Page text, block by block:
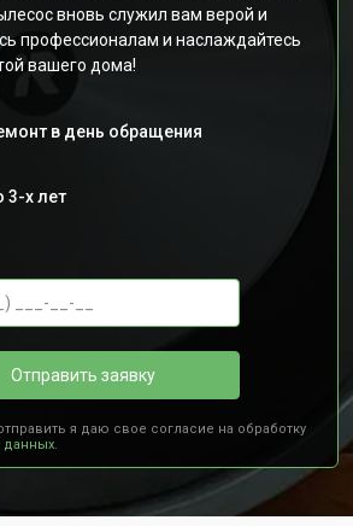
вновь служил вам верой и
профессионалам и наслаждайтесь
вашего дома!
в день обращения
3-х лет
Отправить заявку
я даю свое согласие на обработку
данных.